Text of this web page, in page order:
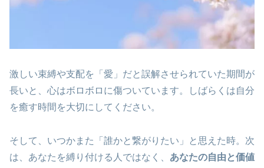
激しい束縛や支配を「愛」だと誤解させられていた期間が
長いと、心はボロボロに傷ついています。しばらくは自分
を癒す時間を大切にしてください。
そして、いつかまた「誰かと繋がりたい」と思えた時。次
は、あなたを縛り付ける人ではなく、 あなたの自由と価値